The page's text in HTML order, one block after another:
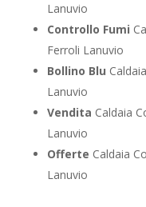
Lanuvio
Controllo Fumi
Ferroli Lanuvio
Bollino Blu
Lanuvio
Vendita Caldaia
Lanuvio
Offerte Caldaia
Lanuvio